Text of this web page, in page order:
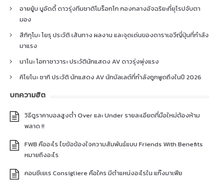
อายยู้บ บูอัดดี้ ดาวรุ่งทีมชาติโมร็อกโก กองกลางอัจฉริยะที่ยุโรปจับตา
มอง
สึกิกุโมะ โยรุ ประวัติ เส้นทาง ผลงาน และจุดเด่นของดาราเอวีญี่ปุ่นที่กำลัง
มาแรง
นาโนะ โอกาซาวาระ ประวัตินักแสดง AV ดาวรุ่งพุ่งแรง
คิโยโนะ ซากิ ประวัติ นักแสดง AV นักบัลเลต์ที่กำลังถูกพูดถึงในปี 2026
บทความฮิต
วิธีดูราคาบอลสูงต่ำ Over และ Under รายละเอียดที่มือใหม่ต้องห้าม
พลาด !!
FWB คืออะไร ไขข้อข้องใจความสัมพันธ์แบบ Friends With Benefits
หมายถึงอะไร
คอนซีเยเร Consigliere คือใคร มีตำแหน่งอะไรใน แก๊งมาเฟีย